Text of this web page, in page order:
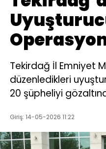
Tekirdağ İl Emniyet
düzenledikleri
20 şüpheliyi
Giriş: 14-05-2026 11:22